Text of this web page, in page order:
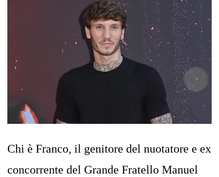
Chi è Franco, il genitore del nuotatore e ex
concorrente del Grande Fratello Manuel